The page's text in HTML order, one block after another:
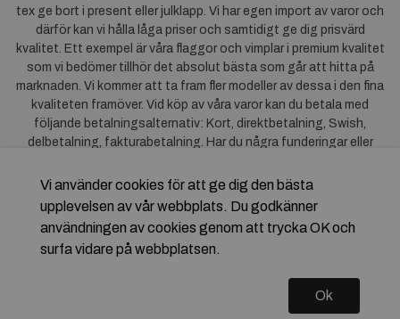
tex ge bort i present eller julklapp. Vi har egen import av varor och
därför kan vi hålla låga priser och samtidigt ge dig prisvärd
kvalitet. Ett exempel är våra flaggor och vimplar i premium kvalitet
som vi bedömer tillhör det absolut bästa som går att hitta på
marknaden. Vi kommer att ta fram fler modeller av dessa i den fina
kvaliteten framöver. Vid köp av våra varor kan du betala med
följande betalningsalternativ: Kort, direktbetalning, Swish,
delbetalning, fakturabetalning. Har du några funderingar eller
dig till oss. För frågor kring Klarna kan duklicka här
Vi använder cookies för att ge dig den bästa
upplevelsen av vår webbplats. Du godkänner
användningen av cookies genom att trycka OK och
surfa vidare på webbplatsen.
Ok